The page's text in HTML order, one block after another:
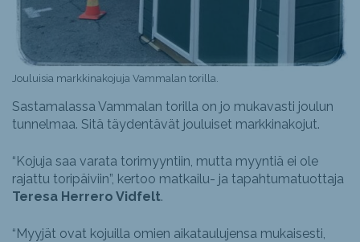
Jouluisia markkinakojuja Vammalan torilla.
Sastamalassa Vammalan torilla on jo mukavasti joulun
tunnelmaa. Sitä täydentävät jouluiset markkinakojut.
“Kojuja saa varata torimyyntiin, mutta myyntiä ei ole
rajattu toripäiviin”, kertoo matkailu- ja tapahtumatuottaja
Teresa Herrero Vidfelt.
“Myyjät ovat kojuilla omien aikataulujensa mukaisesti,